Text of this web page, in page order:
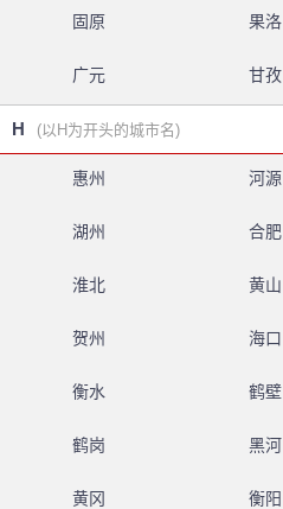
固原 果洛
广元 甘孜
H (以H为开头的城市名)
惠州 河源
湖州 合肥
淮北 黄山
贺州 海口
衡水 鹤壁
鹤岗 黑河
黄冈 衡阳